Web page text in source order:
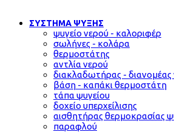
ΣΥΣΤΗΜΑ ΨΥΞΗΣ
ψυγείο νερού - καλοριφέρ
σωλήνες - κολάρα
θερμοστάτης
αντλία νερού
διακλαδωτήρας - διανομέας
βάση - καπάκι θερμοστάτη
τάπα ψυγείου
δοχείο υπερχείλισης
αισθητήρας θερμοκρασίας
παραφλού